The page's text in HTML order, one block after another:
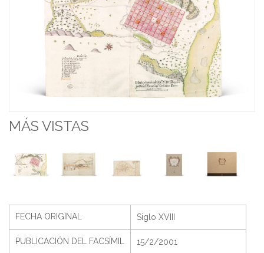
MÁS VISTAS
FECHA ORIGINAL Siglo XVIII
PUBLICACIÓN DEL FACSÍMIL 15/2/2001